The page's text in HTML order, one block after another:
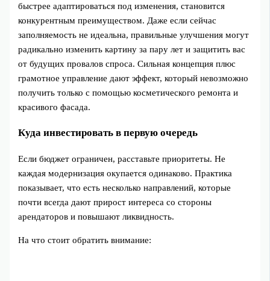
быстрее адаптироваться под изменения, становится
конкурентным преимуществом. Даже если сейчас
заполняемость не идеальна, правильные улучшения могут
радикально изменить картину за пару лет и защитить вас
от будущих провалов спроса. Сильная концепция плюс
грамотное управление дают эффект, который невозможно
получить только с помощью косметического ремонта и
красивого фасада.
Куда инвестировать в первую очередь
Если бюджет ограничен, расставьте приоритеты. Не
каждая модернизация окупается одинаково. Практика
показывает, что есть несколько направлений, которые
почти всегда дают прирост интереса со стороны
арендаторов и повышают ликвидность.
На что стоит обратить внимание: